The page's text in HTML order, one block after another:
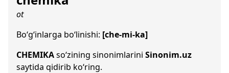
ot
Bo‘g‘inlarga bo‘linishi: [che-mi-ka]
CHEMIKAso‘zining sinonimlarini Sinonim.uz
saytida qidirib ko‘ring.